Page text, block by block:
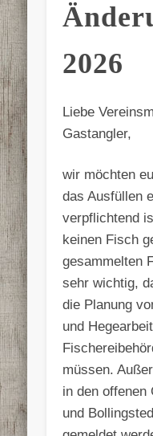
2026
Liebe
Gastangler,
wir möchten
das Ausfüllen
verpflichtend
keinen Fisch
gesammelten
sehr wichtig,
die Planung
und
müssen.
in den offenen
und